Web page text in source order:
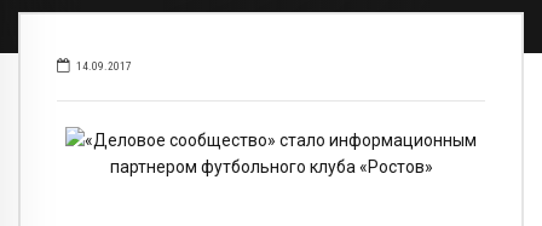
14.09.2017
«Деловое сообщество» стало информационным
партнером футбольного клуба «Ростов»